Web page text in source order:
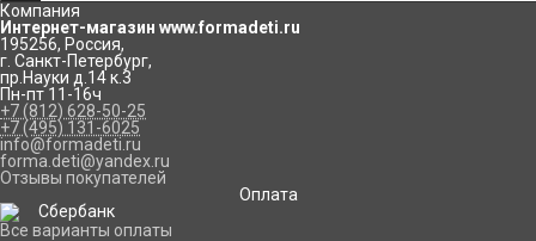
Компания
Интернет-магазин www.formadeti.ru
195256, Россия,
г. Санкт-Петербург,
пр.Науки д.14 к.3
Пн-пт 11-16ч
+7 (812) 628-50-25
+7 (495) 131-6025
info@formadeti.ru
forma.deti@yandex.ru
Отзывы покупателей
Оплата
Все варианты оплаты